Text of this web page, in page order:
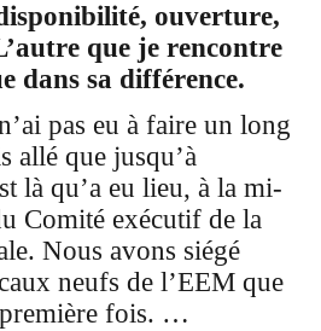
ouverture,
que je rencontre
dans sa différence.
pas eu à faire un long
allé que jusqu’à
là qu’a eu lieu, à la mi-
Comité exécutif de la
Nous avons siégé
neufs de l’EEM que
fois. …